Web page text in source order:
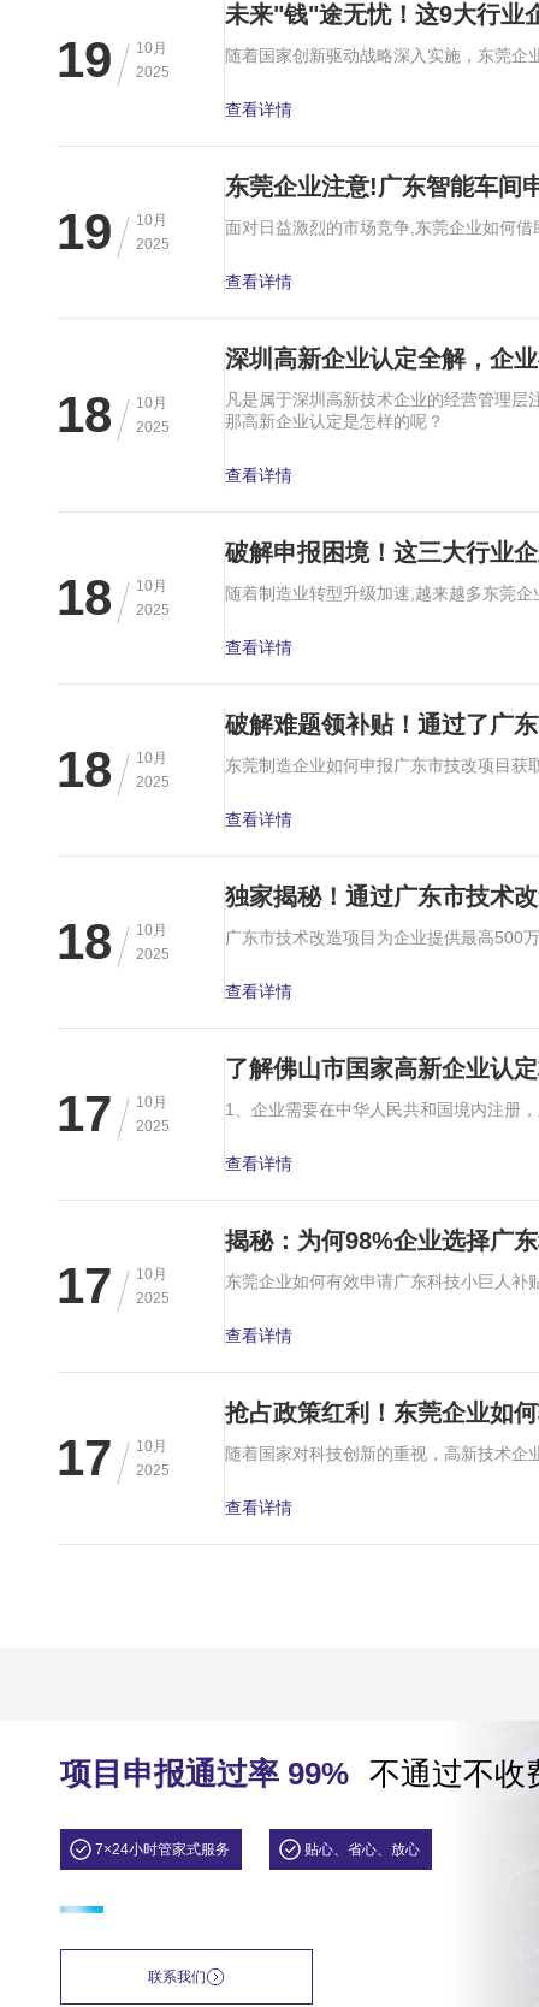
19
10月
2025
未来"钱"途无忧！这9大行业
查看详情
19
10月
2025
东莞企业注意!广东智能车间
查看详情
18
10月
2025
深圳高新企业认定全解，企
那高新企业认定是怎样的呢？
查看详情
18
10月
2025
破解申报困境！这三大行业
查看详情
18
10月
2025
破解难题领补贴！通过了广
查看详情
18
10月
2025
独家揭秘！通过广东市技术
查看详情
17
10月
2025
了解佛山市国家高新企业认
查看详情
17
10月
2025
揭秘：为何98%企业选择广
查看详情
17
10月
2025
抢占政策红利！东莞企业如
查看详情
项目申报通过率 99% 不通过不收
7×24小时管家式服务 贴心、省心、放心
联系我们